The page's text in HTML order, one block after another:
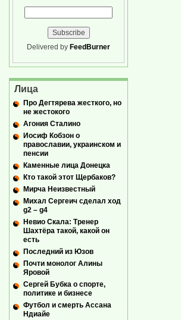
Delivered by FeedBurner
Лица
Про Дегтярева жесткого, но
не жестокого
Агония Сталино
Иосиф Кобзон о
православии, украинском и
пенсии
Каменные лица Донецка
Кто такой этот Щербаков?
Мирча Неизвестный
Михал Сергеич сделал ход
g2 – g4
Невио Скала: Тренер
Шахтёра такой, какой он
есть
Последний из Юзов
Почти монолог Алины
Яровой
Сергей Бубка о спорте,
политике и бизнесе
Футбол и смерть Ассана
Ндиайе